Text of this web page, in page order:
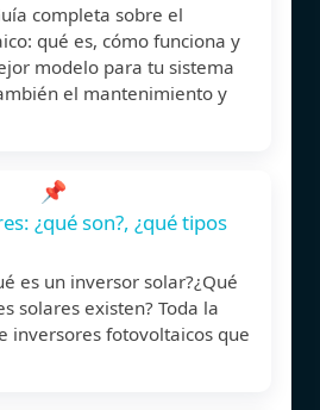
completa sobre el
qué es, cómo funciona y
modelo para tu sistema
el mantenimiento y
📌
¿qué son?, ¿qué tipos
es un inversor solar?¿Qué
solares existen? Toda la
inversores fotovoltaicos que